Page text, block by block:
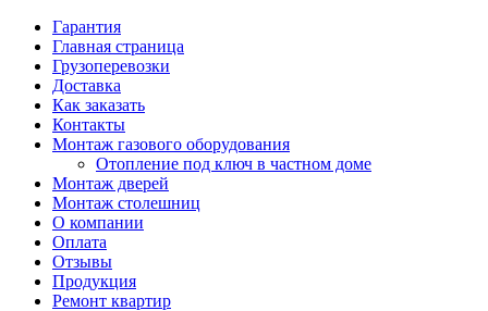
Гарантия
Главная страница
Грузоперевозки
Доставка
Как заказать
Контакты
Монтаж газового оборудования
Отопление под ключ в частном доме
Монтаж дверей
Монтаж столешниц
О компании
Оплата
Отзывы
Продукция
Ремонт квартир